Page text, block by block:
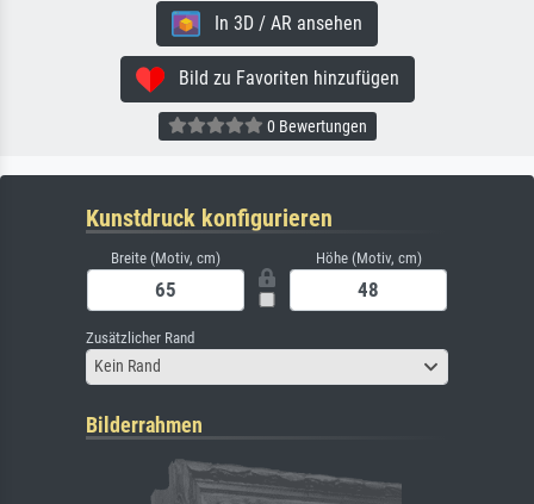
In 3D / AR ansehen
Bild zu Favoriten hinzufügen
0 Bewertungen
Kunstdruck konfigurieren
Breite (Motiv, cm) Höhe (Motiv, cm)
Zusätzlicher Rand
Kein Rand
Bilderrahmen